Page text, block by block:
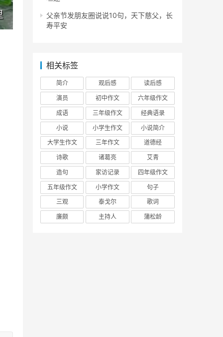
父亲节发朋友圈说说10句，天下慈父，长
寿平安
相关标签
简介 观后感
读后感
演员
初中作文
六年级作文
成语
三年级作文
经典语录
小说
小学生作文
小说简介
大学生作文
三年作文
道德经
诗歌
诸葛亮
艾青
造句
家访记录
四年级作文
五年级作文
小学作文
句子
三观
泰戈尔
歌词
廉颇
主持人 蒲松龄